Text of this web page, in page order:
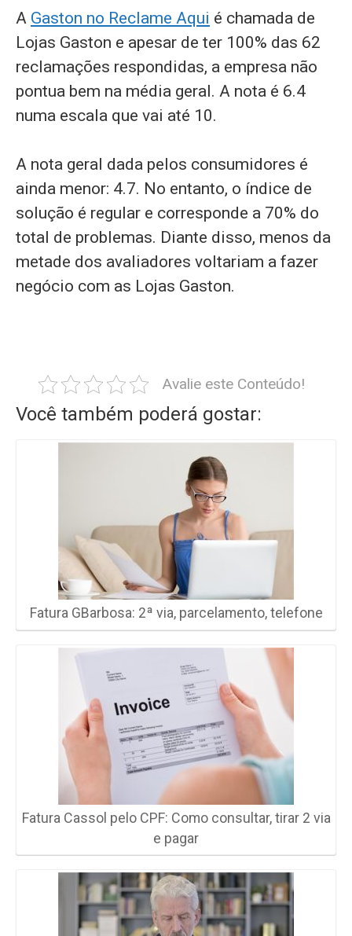
A Gaston no Reclame Aqui é chamada de
Lojas Gaston e apesar de ter 100% das 62
reclamações respondidas, a empresa não
pontua bem na média geral. A nota é 6.4
numa escala que vai até 10.
A nota geral dada pelos consumidores é
ainda menor: 4.7. No entanto, o índice de
solução é regular e corresponde a 70% do
total de problemas. Diante disso, menos da
metade dos avaliadores voltariam a fazer
negócio com as Lojas Gaston.
Avalie este Conteúdo!
Você também poderá gostar:
Fatura GBarbosa: 2ª via, parcelamento, telefone
Fatura Cassol pelo CPF: Como consultar, tirar 2 via
e pagar